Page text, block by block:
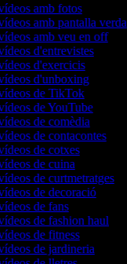
amb fotos
amb pantalla verda
amb veu en off
d'entrevistes
d'exercicis
d'unboxing
de TikTok
de YouTube
de comèdia
de contacontes
de cotxes
de cuina
de curtmetratges
de decoració
de fans
de fashion haul
de fitness
de jardineria